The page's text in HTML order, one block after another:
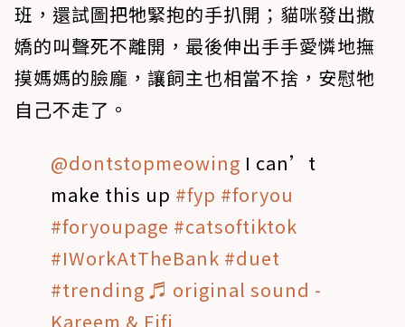
班，還試圖把牠緊抱的手扒開；貓咪發出撒
嬌的叫聲死不離開，最後伸出手手愛憐地撫
摸媽媽的臉龐，讓飼主也相當不捨，安慰牠
自己不走了。
@dontstopmeowing I can’t
make this up #fyp #foryou
#foryoupage #catsoftiktok
#IWorkAtTheBank #duet
#trending ♬ original sound -
Kareem & Fifi